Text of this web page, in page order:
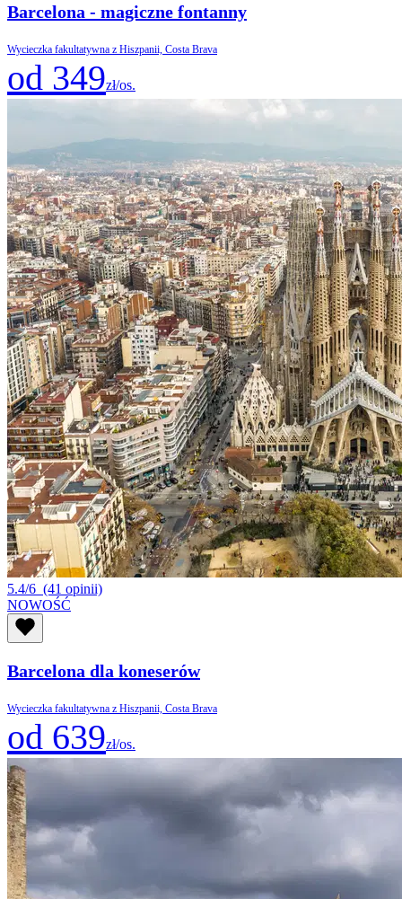
Barcelona - magiczne fontanny
Wycieczka fakultatywna z Hiszpanii, Costa Brava
od 349zł/os.
5.4/6 (41 opinii)
NOWOŚĆ
Barcelona dla koneserów
Wycieczka fakultatywna z Hiszpanii, Costa Brava
od 639zł/os.